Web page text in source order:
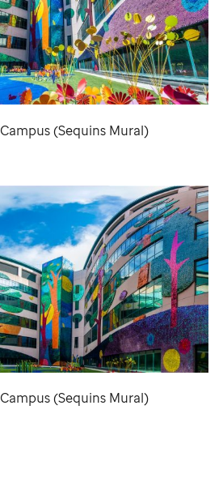
Campus (Sequins Mural)
Campus (Sequins Mural)